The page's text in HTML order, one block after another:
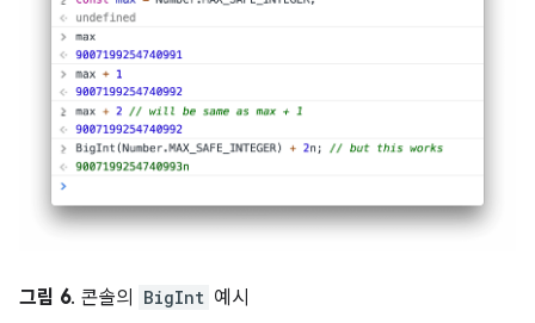
그림 6. 콘솔의 BigInt 예시